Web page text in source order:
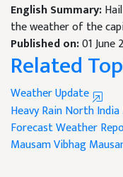
English Summary:
the weather of the
Published on:01 June
Related
Weather Update
Heavy RainNorth India
ForecastWeather
Mausam Vibhag